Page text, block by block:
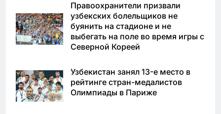
Правоохранители призвали
узбекских болельщиков не
буянить на стадионе и не
выбегать на поле во время игры с
Северной Кореей
Узбекистан занял 13-е место в
рейтинге стран-медалистов
Олимпиады в Париже